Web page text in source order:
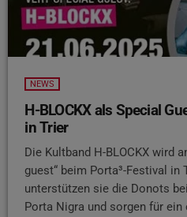
NEWS
H-BLOCKX als Special
in Trier
Die Kultband H-BLOCKX wird
guest“ beim Porta³-Festival
unterstützen sie die Donots
Porta Nigra und sorgen für